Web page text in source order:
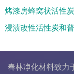
烤漆房蜂窝状活性炭
浸渍改性活性炭和普
春林净化材料致力